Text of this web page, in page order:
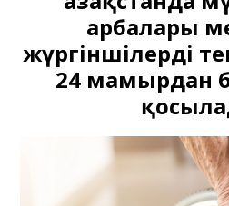
арбалары
жүргіншілерді
24 мамырдан